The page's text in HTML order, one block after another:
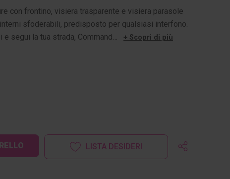
con frontino, visiera trasparente e visiera parasole
sfoderabili, predisposto per qualsiasi interfono.
e segui la tua strada, Command…
+ Scopri di più
LISTA DESIDERI